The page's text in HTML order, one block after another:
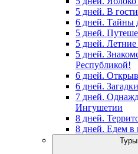
5 дней. В
6 дней. Тайны
5 дней.
5 дней.
5 дней.
Республикой!
6 дней.
6 дней.
7 дней.
Ингушетии
8 дней.
8 дней. Едем в